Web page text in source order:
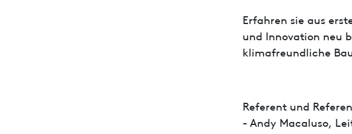
Erfahren sie aus
und Innovation neu
klimafreundliche
Referent und
- Andy Macaluso,